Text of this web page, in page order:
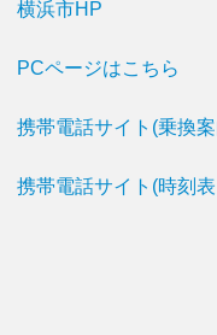
横浜市HP
PCページはこちら
携帯電話サイト(乗換
携帯電話サイト(時刻